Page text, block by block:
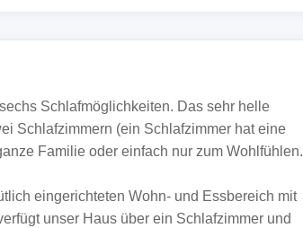
Schlafmöglichkeiten. Das sehr helle
Schlafzimmern (ein Schlafzimmer hat eine
Familie oder einfach nur zum Wohlfühlen.
eingerichteten Wohn- und Essbereich mit
unser Haus über ein Schlafzimmer und